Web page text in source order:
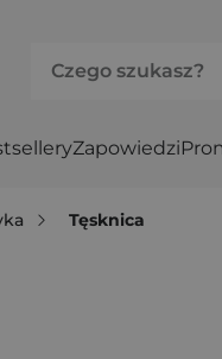
Zapowiedzi
Tęsknica